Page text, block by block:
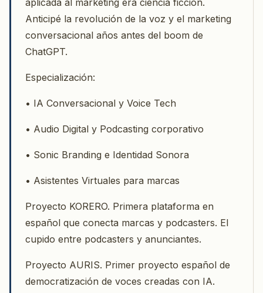
aplicada al marketing era ciencia ficción.
Anticipé la revolución de la voz y el marketing
conversacional años antes del boom de
ChatGPT.
Especialización:
• IA Conversacional y Voice Tech
• Audio Digital y Podcasting corporativo
• Sonic Branding e Identidad Sonora
• Asistentes Virtuales para marcas
Proyecto KORERO. Primera plataforma en
español que conecta marcas y podcasters. El
cupido entre podcasters y anunciantes.
Proyecto AURIS. Primer proyecto español de
democratización de voces creadas con IA.